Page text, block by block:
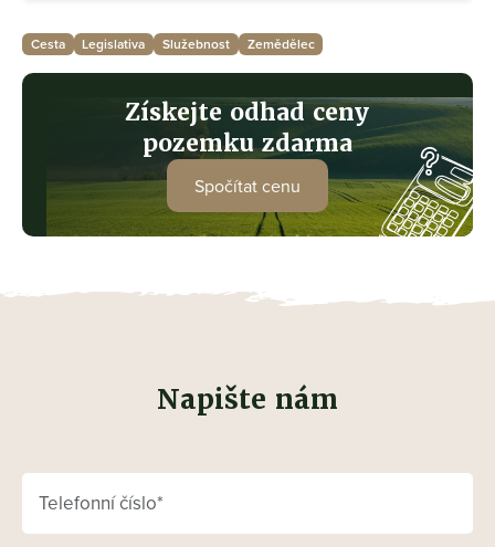
Cesta Legislativa Služebnost Zemědělec
Získejte odhad ceny
pozemku zdarma
Spočítat cenu
Napište nám